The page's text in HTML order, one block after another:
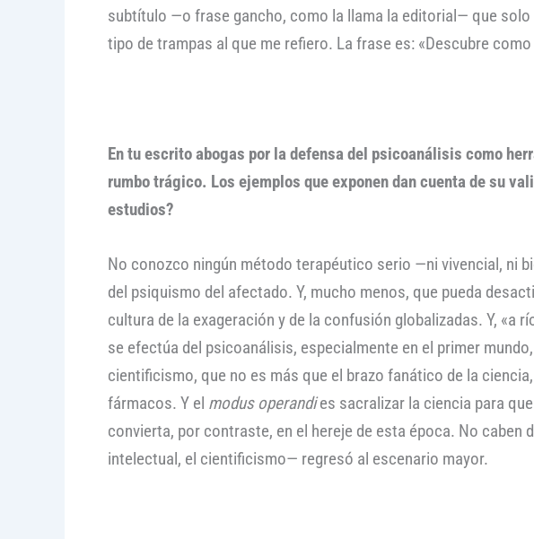
subtítulo —o frase gancho, como la llama la editorial— que
tipo de trampas al que me refiero. La frase es: «Descubre
En tu escrito abogas por la defensa del psicoanálisis como
rumbo trágico. Los ejemplos que exponen dan cuenta de su
estudios?
No conozco ningún método terapéutico serio —ni vivencial, ni
del psiquismo del afectado. Y, mucho menos, que pueda
cultura de la exageración y de la confusión globalizadas. Y,
se efectúa del psicoanálisis, especialmente en el primer
cientificismo, que no es más que el brazo fanático de la
fármacos. Y el modus operandies sacralizar la ciencia para
convierta, por contraste, en el hereje de esta época. No
intelectual, el cientificismo— regresó al escenario mayor.